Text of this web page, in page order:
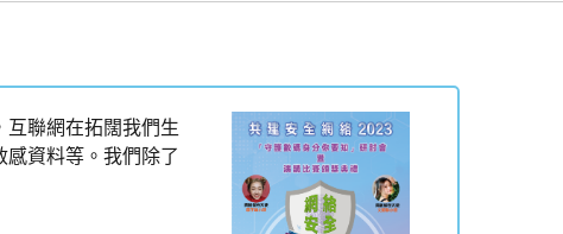
聯網在拓闊我們生
資料等。我們除了